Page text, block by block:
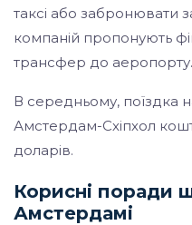
таксі або забронювати
компаній пропонують
трансфер до аеропорту.
В середньому, поїздка
Амстердам-Схіпхол
доларів.
Корисні поради
Амстердамі